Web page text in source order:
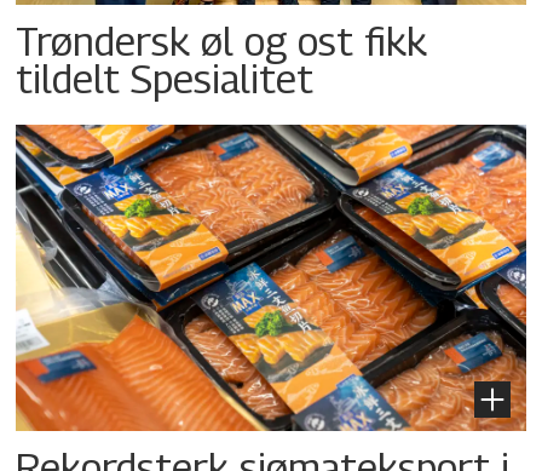
Trøndersk øl og ost fikk
tildelt Spesialitet